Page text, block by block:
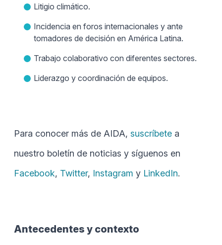
Litigio climático.
Incidencia en foros internacionales y ante
tomadores de decisión en América Latina.
Trabajo colaborativo con diferentes sectores.
Liderazgo y coordinación de equipos.
Para conocer más de AIDA, suscríbete a
nuestro boletín de noticias y síguenos en
Facebook, Twitter, Instagram y LinkedIn.
Antecedentes y contexto